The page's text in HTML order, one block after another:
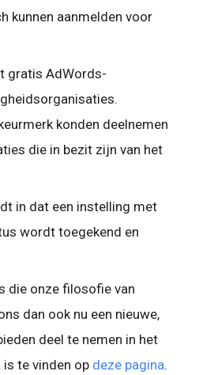
kunnen aanmelden voor
gratis AdWords-
konden deelnemen
die in bezit zijn van het
in dat een instelling met
wordt toegekend en
die onze filosofie van
dan ook nu een nieuwe,
deel te nemen in het
te vinden op deze pagina.